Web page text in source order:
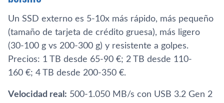
Un SSD externo es 5-10x más rápido, más pequeño
(tamaño de tarjeta de crédito gruesa), más ligero
(30-100 g vs 200-300 g) y resistente a golpes.
Precios: 1 TB desde 65-90 €; 2 TB desde 110-
160 €; 4 TB desde 200-350 €.
Velocidad real: 500-1.050 MB/s con USB 3.2 Gen 2